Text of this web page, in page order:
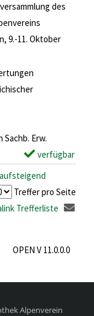
des
9.-11. Oktober
Sachb. Erw.
verfügbar
-
aufsteigend
Treffer pro Seite
Trefferliste
OPEN V 11.0.0.0
Alpenverein